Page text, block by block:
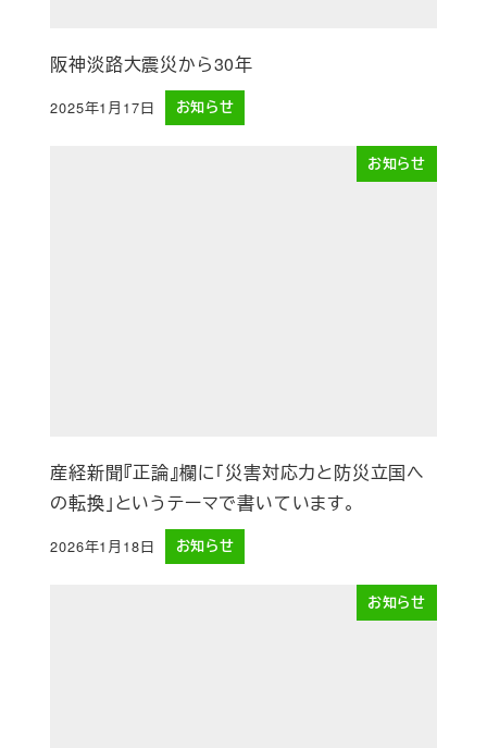
阪神淡路大震災から30年
投稿日
2025年1月17日 お知らせ
お知らせ
産経新聞『正論』欄に「災害対応力と防災立国へ
の転換」というテーマで書いています。
投稿日
2026年1月18日 お知らせ
お知らせ